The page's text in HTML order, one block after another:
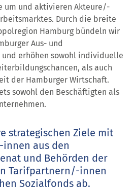
um und aktivieren Akteure/-
Durch die breite
Hamburg bündeln wir
Aus- und
erhöhen sowohl individuelle
als auch
der Hamburger Wirtschaft.
sowohl den Beschäftigten als
strategischen Ziele mit
aus den
und Behörden der
Tarifpartnern/-innen
Sozialfonds ab.